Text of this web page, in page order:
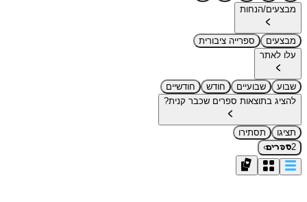
מבצעים/הנחות
מבצעים
ספרייה ציבורית
עלו לאתר
שבוע שבועיים חודש
חודשיים
להציג בתוצאות ספרים שכבר קנית?
תציגו
תסתירו
2ספרים›